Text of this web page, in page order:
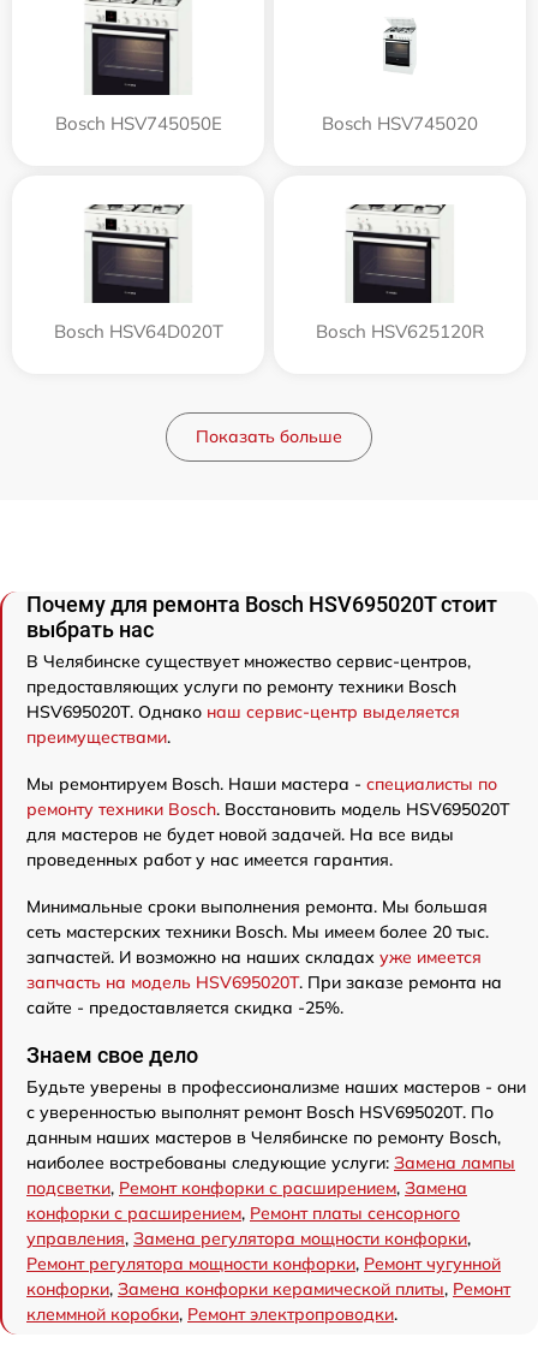
Bosch HSV745050E Bosch HSV745020
Bosch HSV64D020T Bosch HSV625120R
Показать больше
Почему для ремонта Bosch HSV695020T стоит
выбрать нас
В Челябинске существует множество сервис-центров,
предоставляющих услуги по ремонту техники Bosch
HSV695020T. Однако наш сервис-центр выделяется
преимуществами.
Мы ремонтируем Bosch. Наши мастера - специалисты по
ремонту техники Bosch. Восстановить модель HSV695020T
для мастеров не будет новой задачей. На все виды
проведенных работ у нас имеется гарантия.
Минимальные сроки выполнения ремонта. Мы большая
сеть мастерских техники Bosch. Мы имеем более 20 тыс.
запчастей. И возможно на наших складах уже имеется
запчасть на модель HSV695020T. При заказе ремонта на
сайте - предоставляется скидка -25%.
Знаем свое дело
Будьте уверены в профессионализме наших мастеров - они
с уверенностью выполнят ремонт Bosch HSV695020T. По
данным наших мастеров в Челябинске по ремонту Bosch,
наиболее востребованы следующие услуги: Замена лампы
подсветки, Ремонт конфорки с расширением, Замена
конфорки с расширением, Ремонт платы сенсорного
управления, Замена регулятора мощности конфорки,
Ремонт регулятора мощности конфорки, Ремонт чугунной
конфорки, Замена конфорки керамической плиты, Ремонт
клеммной коробки, Ремонт электропроводки.